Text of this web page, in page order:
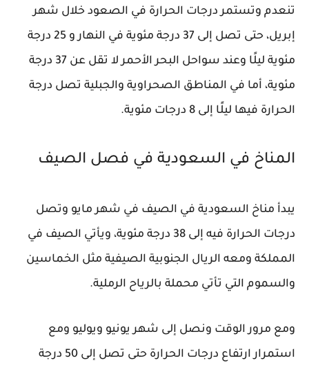
تنعدم وتستمر درجات الحرارة في الصعود خلال شهر
إبريل، حتى تصل إلى 37 درجة مئوية في النهار و 25 درجة
مئوية ليلًا وعند سواحل البحر الأحمر لا تقل عن 37 درجة
مئوية، أما في المناطق الصحراوية والجبلية تصل درجة
الحرارة فيها ليلًا إلى 8 درجات مئوية.
المناخ في السعودية في فصل الصيف
يبدأ مناخ السعودية في الصيف في شهر مايو وتصل
درجات الحرارة فيه إلى 38 درجة مئوية، ويأتي الصيف في
المملكة ومعه الريال الجنوبية الصيفية مثل الخماسين
والسموم التي تأتي محملة بالرياح الرملية.
ومع مرور الوقت ونصل إلى شهر يونيو ويوليو ومع
استمرار ارتفاع درجات الحرارة حتى تصل إلى 50 درجة